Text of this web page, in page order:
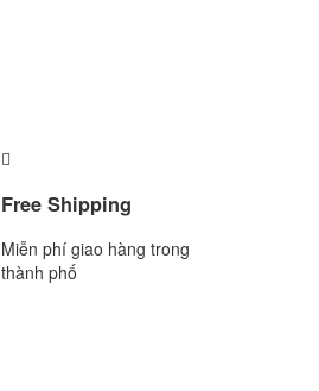
Free Shipping
Miễn phí giao hàng trong
thành phố